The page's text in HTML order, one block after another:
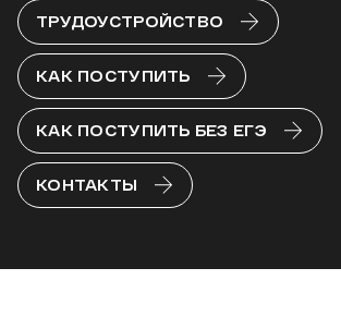
ТРУДОУСТРОЙСТВО
КАК ПОСТУПИТЬ
КАК ПОСТУПИТЬ БЕЗ ЕГЭ
КОНТАКТЫ